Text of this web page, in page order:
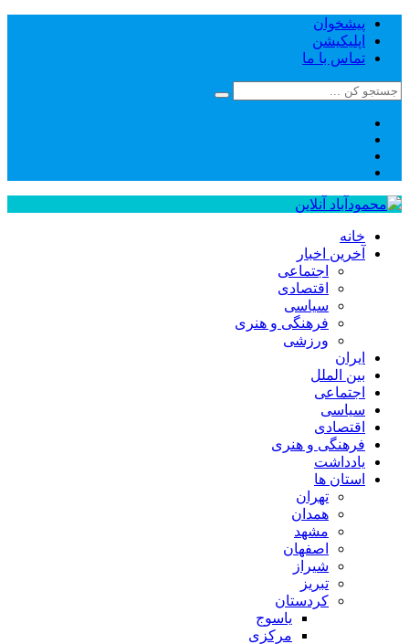
پیشخوان
اپلیکیشن
تماس با ما
خانه
آخرین اخبار
اجتماعی
اقتصادی
سیاسی
فرهنگی و هنری
ورزشی
ایران
بین الملل
اجتماعی
سیاسی
اقتصادی
فرهنگی و هنری
یادداشت
استان ها
تهران
همدان
مشهد
اصفهان
شیراز
تبریز
کردستان
یاسوج
مرکزی